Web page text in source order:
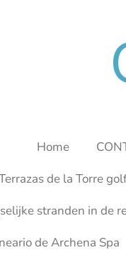
Home
de la Torre
stranden in de
de Archena Spa